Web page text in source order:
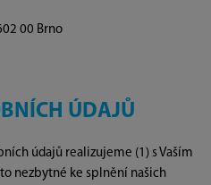
00 Brno
ÚDAJŮ
údajů realizujeme (1) s Vaším
nezbytné ke splnění našich